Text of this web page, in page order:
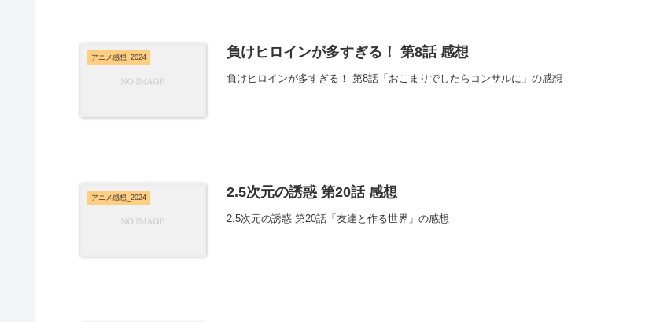
アニメ感想_2024 負けヒロインが多すぎる！ 第8話 感想
負けヒロインが多すぎる！ 第8話「おこまりでしたらコンサルに」の感想
アニメ感想_2024 2.5次元の誘惑 第20話 感想
2.5次元の誘惑 第20話「友達と作る世界」の感想